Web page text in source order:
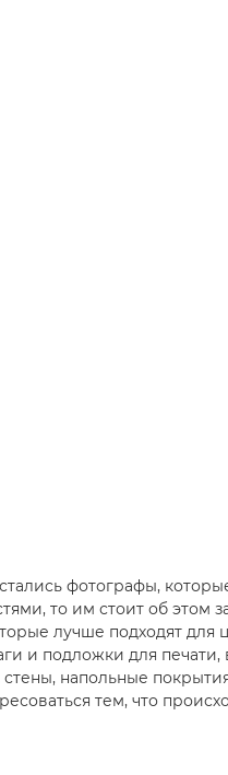
фотографы,
то им стоит об этом
лучше подходят для
и подложки для печати,
напольные
тем, что